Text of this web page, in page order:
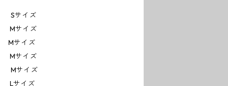
サイズ
サイズ
サイズ
サイズ
サイズ
イズ